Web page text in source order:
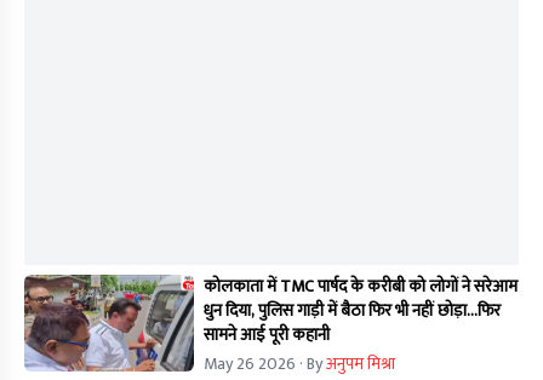
कोलकाता में TMC पार्षद के करीबी को लोगों ने सरेआम
धुन दिया, पुलिस गाड़ी में बैठा फिर भी नहीं छोड़ा...फिर
सामने आई पूरी कहानी
May 26 2026 · Byअनुपम मिश्रा